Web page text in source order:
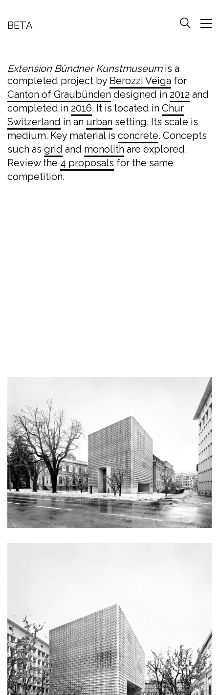
BETA
Extension Bündner Kunstmuseumis a
completed project by Berozzi Veiga for
Canton of Graubünden designed in 2012 and
completed in 2016. It is located in Chur
Switzerland in an urban setting. Its scale is
medium. Key material is concrete. Concepts
such as grid and monolith are explored.
Review the 4 proposals for the same
competition.